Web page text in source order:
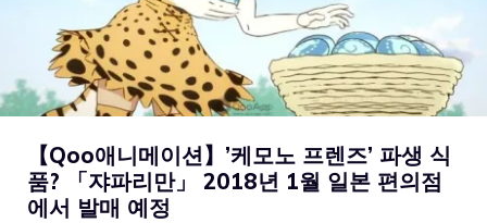
【Qoo애니메이션】’케모노 프렌즈’ 파생 식
품? 「쟈파리만」 2018년 1월 일본 편의점
에서 발매 예정